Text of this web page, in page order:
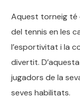
Aquest torneig té
del tennis en les
l’esportivitat i la
divertit.
jugadors de la
seves habilitats.